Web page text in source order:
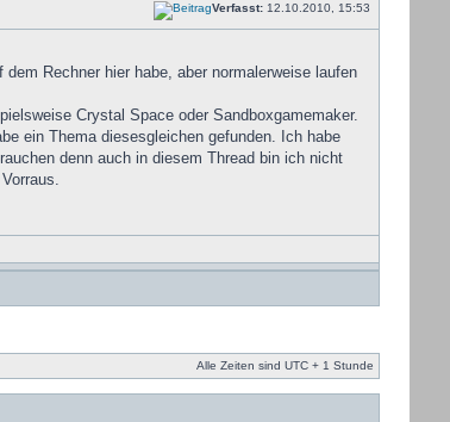
Verfasst:12.10.2010, 15:53
Rechner hier habe, aber normalerweise laufen
Crystal Space oder Sandboxgamemaker.
ein Thema diesesgleichen gefunden. Ich habe
denn auch in diesem Thread bin ich nicht
Alle Zeiten sind UTC + 1 Stunde